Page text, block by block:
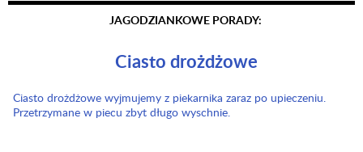
JAGODZIANKOWE PORADY:
Ciasto drożdżowe
Ciasto drożdżowe wyjmujemy z piekarnika zaraz po upieczeniu.
Przetrzymane w piecu zbyt długo wyschnie.